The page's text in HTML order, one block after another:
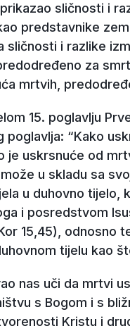
sličnosti i
predstavnike
sličnosti i razlike
za
mrtvih,
15. poglavlju
“Kako
je uskrsnuće od
u skladu sa
u duhovno
i posredstvom
15,45),
tijelu kao
nas uči da mrtvi
s Bogom i s
Kristu i